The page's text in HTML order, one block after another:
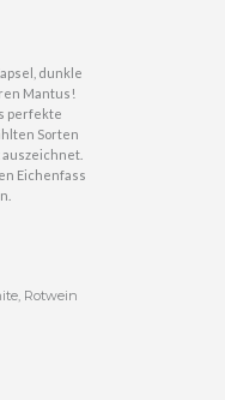
dunkle
Mantus!
perfekte
Sorten
Eichenfass
, Rotwein